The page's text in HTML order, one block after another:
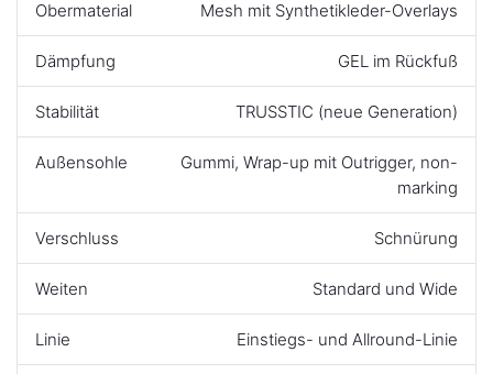
Obermaterial Mesh mit Synthetikleder-Overlays
Dämpfung GEL im Rückfuß
Stabilität TRUSSTIC (neue Generation)
Außensohle
Gummi, Wrap-up mit Outrigger, non-
marking
Verschluss Schnürung
Weiten Standard und Wide
Linie Einstiegs- und Allround-Linie